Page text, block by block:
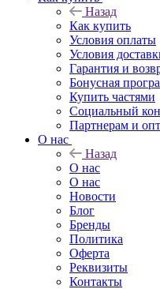
Назад
Как купить
Условия оплаты
Условия
Гарантия и
Бонусная
Купить частями
Социальный
Партнерам и
О нас
Назад
О нас
О нас
Новости
Блог
Бренды
Политика
Оферта
Реквизиты
Контакты